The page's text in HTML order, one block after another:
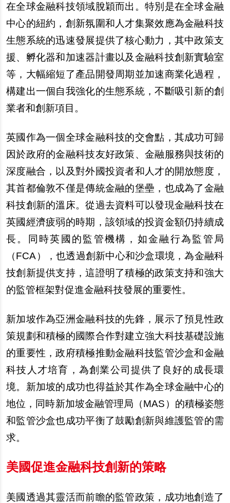
在全球金融科技領域脫穎而出。特別是在全球金融
中心的紐約，創新氛圍和人才集聚效應為金融科技
生態系統的迅速發展提供了核心動力，其中政策支
援、孵化器和加速器計畫以及金融科技創新實驗室
等，大幅縮短了產品開發周期並加速商業化過程，
構建出一個自我強化的生態系統，不斷吸引新的創
業者和創新項目。
英國作為一個全球金融科技的交會點，其成功可歸
因於政府的金融科技友好政策、金融服務與技術的
深度融合，以及對外國投資者和人才的開放態度，
其首都倫敦不僅是傳統金融的堡壘，也成為了金融
科技創新的溫床。從過去資料可以發現金融科技在
英國經濟疲弱的時期，該領域的投資金額仍持續成
長。同時英國的監管機構，如金融行為監管局
（FCA），也透過創新中心和沙盒環境，為金融科
技創新提供支持，這證明了積極的政策支持和強大
的監管框架對促進金融科技發展的重要性。
新加坡作為亞洲金融科技的先鋒，展示了預見性政
策規劃和積極的國際合作對建立強大科技基礎設施
的重要性，政府積極推動金融科技監管沙盒和金融
科技人才培育，為創業公司提供了良好的成長環
境。新加坡的成功也得益於其作為全球金融中心的
地位，同時新加坡金融管理局（MAS）的積極姿態
和監管沙盒也成功平衡了鼓勵創新與維護監管的需
求。
美國促進金融科技創新的策略
美國透過其靈活而前瞻的監管政策，成功地創造了